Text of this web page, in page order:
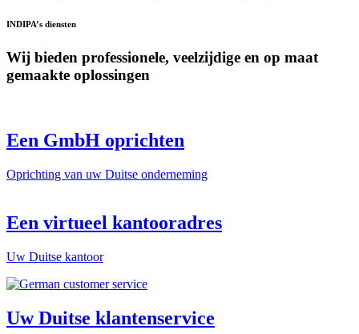
INDIPA’s diensten
Wij bieden professionele, veelzijdige en op maat
gemaakte oplossingen
Een GmbH oprichten
Oprichting van uw Duitse onderneming
Een virtueel kantooradres
Uw Duitse kantoor
Uw Duitse klantenservice